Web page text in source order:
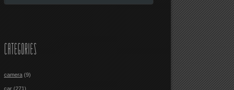
CATEGORIES
camera (9)
car (271)